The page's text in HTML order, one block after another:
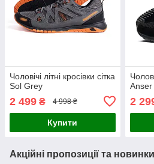
Чоловічі літні кросівки сітка
Sol Grey
2 499 ₴ 4 998 ₴
Купити
Anser
2
Акційні пропозиції та новинки